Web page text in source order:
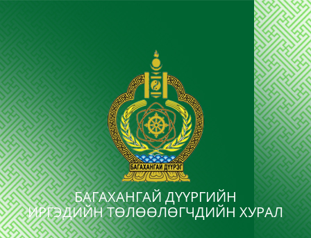
БАГАХАНГАЙ ДҮҮРГИЙН
ИРГЭДИЙН ТӨЛӨӨЛӨГЧДИЙН ХУРАЛ